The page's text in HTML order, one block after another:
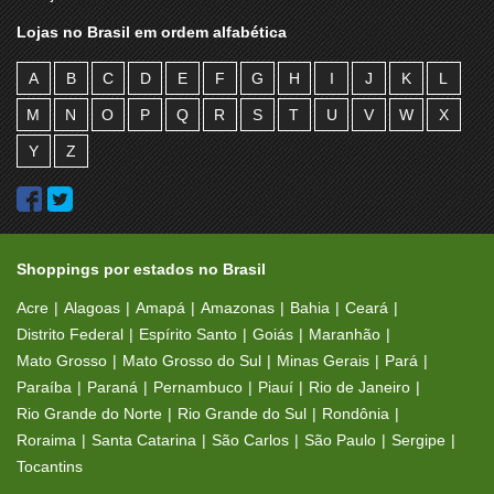
Lojas no Brasil em ordem alfabética
A B C D E F G H I J K L
M N O P Q R S T U V W X
Y Z
Shoppings por estados no Brasil
Acre Alagoas Amapá Amazonas Bahia
Ceará
Distrito Federal
Espírito Santo Goiás
Maranhão
Mato Grosso
Mato Grosso do Sul Minas Gerais
Pará
Paraíba
Paraná Pernambuco Piauí
Rio de Janeiro
Rio Grande do Norte
Rio Grande do Sul
Rondônia
Roraima
Santa Catarina São Carlos São Paulo
Sergipe
Tocantins